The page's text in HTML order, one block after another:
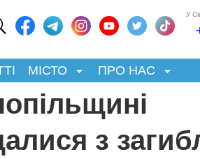
У
МІСТО ПРО НАС
з